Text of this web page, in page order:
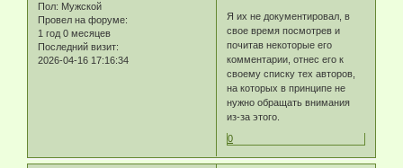
Пол: Мужской
Провел на форуме:
1 год 0 месяцев
Последний визит:
2026-04-16 17:16:34
Я их не документировал, в
свое время посмотрев и
почитав некоторые его
комментарии, отнес его к
своему списку тех авторов,
на которых в принципе не
нужно обращать внимания
из-за этого.
0